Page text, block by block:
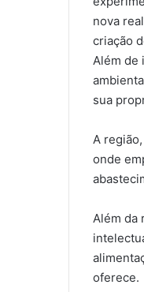
nova
criação
Além de
sua
A
onde
Além da
oferece.